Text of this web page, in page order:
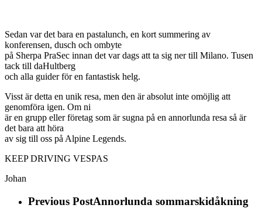
Sedan var det bara en pastalunch, en kort summering av
konferensen, dusch och ombyte
på Sherpa PraSec innan det var dags att ta sig ner till Milano. Tusen
tack till daHultberg
och alla guider för en fantastisk helg.
Visst är detta en unik resa, men den är absolut inte omöjlig att
genomföra igen. Om ni
är en grupp eller företag som är sugna på en annorlunda resa så är
det bara att höra
av sig till oss på Alpine Legends.
KEEP DRIVING VESPAS
Johan
Previous PostAnnorlunda sommarskidåkning